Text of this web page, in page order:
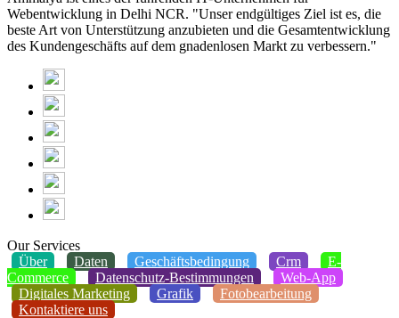
Webentwicklung in Delhi NCR. "Unser endgültiges Ziel ist es, die
beste Art von Unterstützung anzubieten und die Gesamtentwicklung
des Kundengeschäfts auf dem gnadenlosen Markt zu verbessern."
Our Services
Über
Daten Geschäftsbedingung Crm
E-
Commerce
Datenschutz-Bestimmungen
Web-App
Digitales Marketing
Grafik
Fotobearbeitung
Kontaktiere uns